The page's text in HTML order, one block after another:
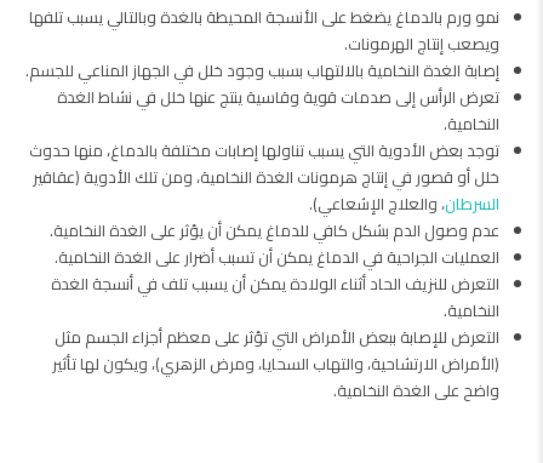
نمو ورم بالدماغ يضغط على الأنسجة المحيطة بالغدة وبالتالي يسبب تلفها
ويصعب إنتاج الهرمونات.
إصابة الغدة النخامية بالالتهاب بسبب وجود خلل في الجهاز المناعي للجسم.
تعرض الرأس إلى صدمات قوية وقاسية ينتج عنها خلل في نشاط الغدة
النخامية.
توجد بعض الأدوية التي يسبب تناولها إصابات مختلفة بالدماغ، منها حدوث
خلل أو قصور في إنتاج هرمونات الغدة النخامية، ومن تلك الأدوية (عقاقير
السرطان، والعلاج الإشعاعي).
عدم وصول الدم بشكل كافي للدماغ يمكن أن يؤثر على الغدة النخامية.
العمليات الجراحية في الدماغ يمكن أن تسبب أضرار على الغدة النخامية.
التعرض للنزيف الحاد أثناء الولادة يمكن أن يسبب تلف في أنسجة الغدة
النخامية.
التعرض للإصابة ببعض الأمراض التي تؤثر على معظم أجزاء الجسم مثل
(الأمراض الارتشاحية، والتهاب السحايا، ومرض الزهري)، ويكون لها تأثير
واضح على الغدة النخامية.